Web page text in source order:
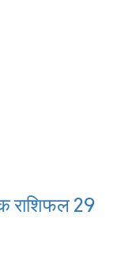
राशिफल 29